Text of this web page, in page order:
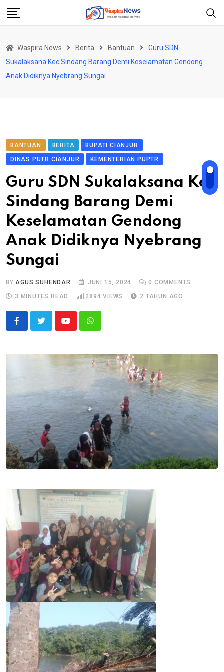
Skip
Waspira News Berita Bantuan
Guru SDN
Sukalaksana Kec Sindang Barang Demi Keselamatan Gendong
Anak Didiknya Nyebrang Sungai
BANTUAN BERITA
BUPATI CIANJUR
DINAS PUTR CIANJUR
KEMENTERIAN PUPTR
Guru SDN Sukalaksana Kec
Sindang Barang Demi
Keselamatan Gendong
Anak Didiknya Nyebrang
Sungai
BYAGUS SUHENDAR JUNI 15, 2024 0 COMMENTS
3 MINUTES READ
2894 VIEWS 2 TAHUN AGO
YoutubeWhatsapp